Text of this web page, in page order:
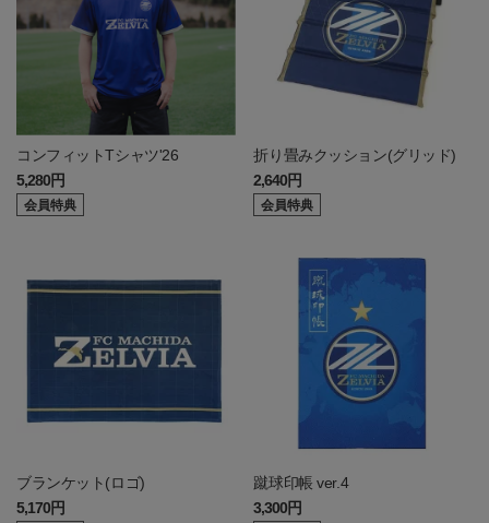
コンフィットTシャツ'26
5,280円
会員特典
折り畳みクッション(グリッド)
2,640円
会員特典
ブランケット(ロゴ)
5,170円
蹴球印帳 ver.4
3,300円